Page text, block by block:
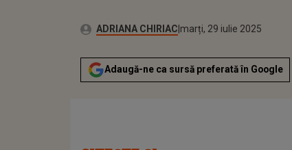
Autor:ADRIANA CHIRIACPublicat:
marți, 29 iulie 2025
Actualizat:
marți, 29 iulie 2025
Adaugă-ne ca sursă preferată în Google